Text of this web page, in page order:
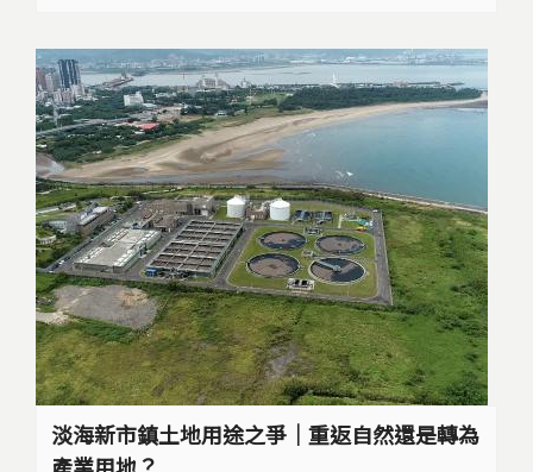
淡海新市鎮土地用途之爭｜重返自然還是轉為
產業用地？